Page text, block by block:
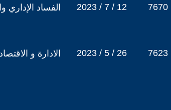
الفساد الإداري 2023 / 7 / 12 7670
الادارة و الاقتصاد 2023 / 5 / 26 7623